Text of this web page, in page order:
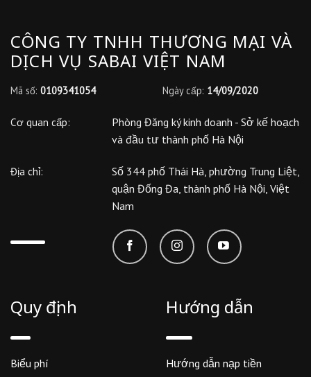
CÔNG TY TNHH THƯƠNG MẠI VÀ
DỊCH VỤ SABAI VIỆT NAM
Mã số: 0109341054 Ngày cấp: 14/09/2020
Cơ quan cấp:
Phòng Đăng ký kinh doanh - Sở kế hoạch
và đầu tư thành phố Hà Nội
Địa chỉ:
Số 344 phố Thái Hà, phường Trung Liệt,
quận Đống Đa, thành phố Hà Nội, Việt
Nam
Quy định
Biểu phí
Hướng dẫn
Hướng dẫn nạp tiền